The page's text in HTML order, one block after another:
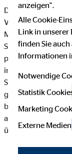
Die OVB
Verantwortlicher
Maßnahmen
Schutz der über
internetbasierte
Sicherheitslücken
gewährleistet
betroffenen Person
alternativen
übermitteln.
anzeigen".
Alle Cookie-
Link in unserer
finden Sie
Informationen
Notwendige
Statistik
Marketing
Externe Medien